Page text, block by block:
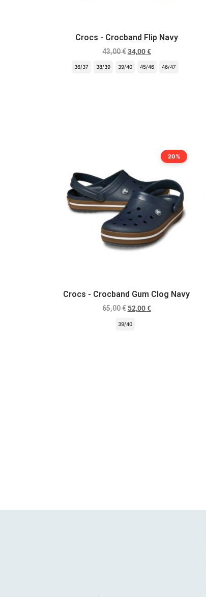
Crocs - Crocband Flip Navy
43,00€ 34,00€
36/37 38/39 39/40 45/46 46/47
20%
Crocs - Crocband Gum Clog Navy
65,00€ 52,00€
39/40